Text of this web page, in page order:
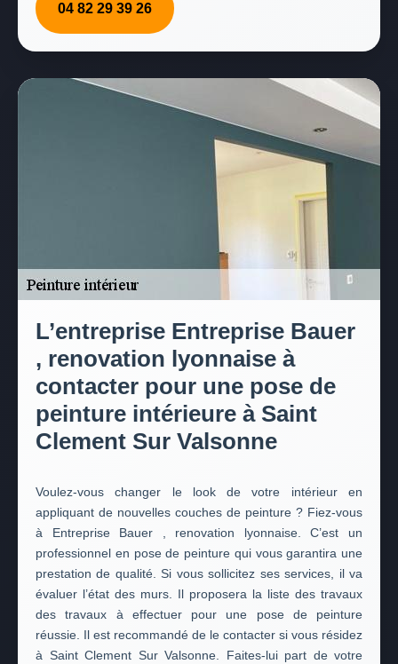
04 82 29 39 26
L’entreprise Entreprise Bauer
, renovation lyonnaise à
contacter pour une pose de
peinture intérieure à Saint
Clement Sur Valsonne
Voulez-vous changer le look de votre intérieur en
appliquant de nouvelles couches de peinture ? Fiez-vous
à Entreprise Bauer , renovation lyonnaise. C’est un
professionnel en pose de peinture qui vous garantira une
prestation de qualité. Si vous sollicitez ses services, il va
évaluer l’état des murs. Il proposera la liste des travaux
des travaux à effectuer pour une pose de peinture
réussie. Il est recommandé de le contacter si vous résidez
à Saint Clement Sur Valsonne. Faites-lui part de votre